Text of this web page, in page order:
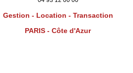
Gestion - Location - Transaction
PARIS - Côte d'Azur